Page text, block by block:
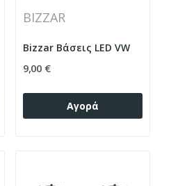
BIZZAR
Bizzar Βάσεις LED VW
9,00 €
Αγορά